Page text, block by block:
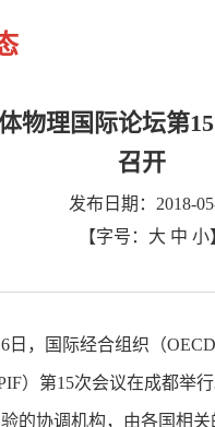
物理国际论坛第
召开
发布日期：2018-
【字号： 大 中 小
日，国际经合组织（
）第15次会议在成都举
的协调机构，由各国相关